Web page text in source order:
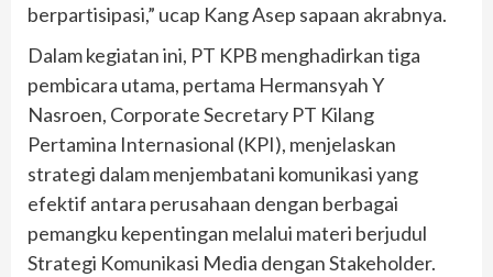
berpartisipasi,” ucap Kang Asep sapaan akrabnya.
Dalam kegiatan ini, PT KPB menghadirkan tiga
pembicara utama, pertama Hermansyah Y
Nasroen, Corporate Secretary PT Kilang
Pertamina Internasional (KPI), menjelaskan
strategi dalam menjembatani komunikasi yang
efektif antara perusahaan dengan berbagai
pemangku kepentingan melalui materi berjudul
Strategi Komunikasi Media dengan Stakeholder.